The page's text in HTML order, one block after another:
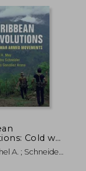
Cold war
A. ; Schneider,